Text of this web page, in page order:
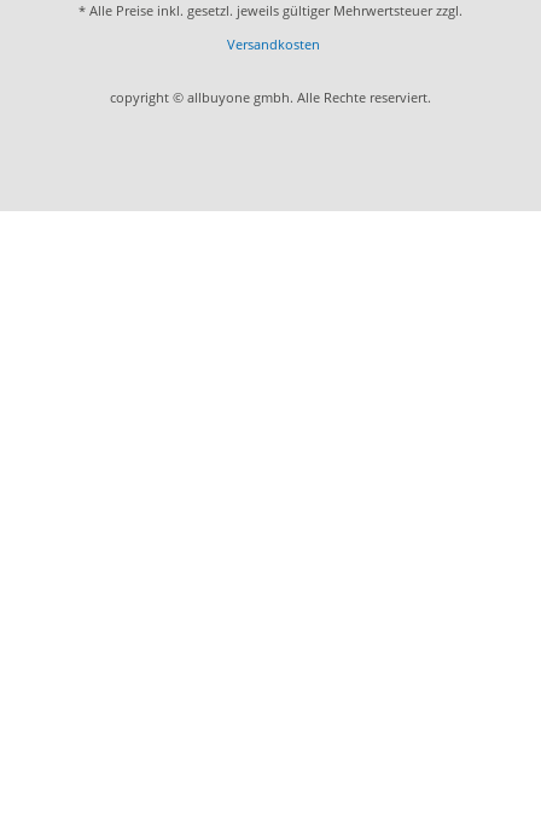
* Alle Preise inkl. gesetzl. jeweils gültiger Mehrwertsteuer zzgl.
Versandkosten
copyright © allbuyone gmbh. Alle Rechte reserviert.